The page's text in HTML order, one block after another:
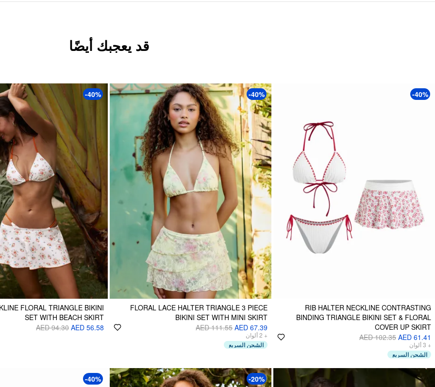
قد يعجبك أيضًا
-40%
RIB HALTER NECKLINE CONTRASTING
BINDING TRIANGLE BIKINI SET & FLORAL
COVER UP SKIRT
AED 61.41
AED 102.35
+
3ألوان
الشحن السريع
-40%
FLORAL LACE HALTER TRIANGLE 3 PIECE
BIKINI SET WITH MINI SKIRT
AED 67.39
AED 111.55
+
2ألوان
الشحن السريع
-40%
FLORAL TRIANGLE BIKINI
SET WITH BEACH SKIRT
AED 56.58
AED 94.30
-20%
-40%